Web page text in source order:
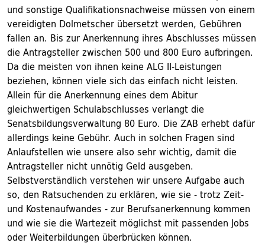
und sonstige Qualifikationsnachweise müssen von einem
vereidigten Dolmetscher übersetzt werden, Gebühren
fallen an. Bis zur Anerkennung ihres Abschlusses müssen
die Antragsteller zwischen 500 und 800 Euro aufbringen.
Da die meisten von ihnen keine ALG II-Leistungen
beziehen, können viele sich das einfach nicht leisten.
Allein für die Anerkennung eines dem Abitur
gleichwertigen Schulabschlusses verlangt die
Senatsbildungsverwaltung 80 Euro. Die ZAB erhebt dafür
allerdings keine Gebühr. Auch in solchen Fragen sind
Anlaufstellen wie unsere also sehr wichtig, damit die
Antragsteller nicht unnötig Geld ausgeben.
Selbstverständlich verstehen wir unsere Aufgabe auch
so, den Ratsuchenden zu erklären, wie sie - trotz Zeit-
und Kostenaufwandes - zur Berufsanerkennung kommen
und wie sie die Wartezeit möglichst mit passenden Jobs
oder Weiterbildungen überbrücken können.